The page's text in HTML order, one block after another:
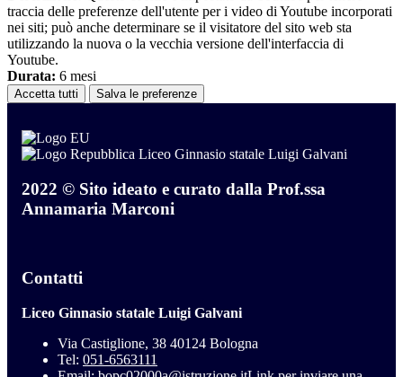
traccia delle preferenze dell'utente per i video di Youtube incorporati
nei siti; può anche determinare se il visitatore del sito web sta
utilizzando la nuova o la vecchia versione dell'interfaccia di
Youtube.
Durata: 6 mesi
Accetta tutti Salva le preferenze
Liceo Ginnasio statale Luigi Galvani
2022 © Sito ideato e curato dalla Prof.ssa
Annamaria Marconi
Contatti
Liceo Ginnasio statale Luigi Galvani
Via Castiglione, 38 40124 Bologna
Tel: 051-6563111